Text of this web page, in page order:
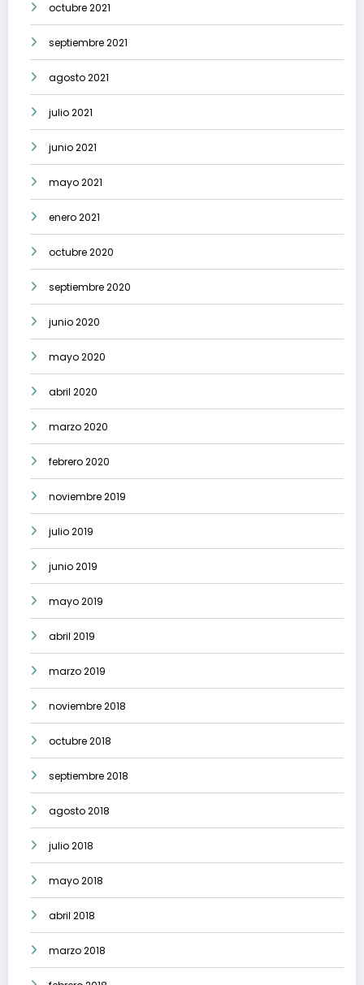
octubre 2021
septiembre 2021
agosto 2021
julio 2021
junio 2021
mayo 2021
enero 2021
octubre 2020
septiembre 2020
junio 2020
mayo 2020
abril 2020
marzo 2020
febrero 2020
noviembre 2019
julio 2019
junio 2019
mayo 2019
abril 2019
marzo 2019
noviembre 2018
octubre 2018
septiembre 2018
agosto 2018
julio 2018
mayo 2018
abril 2018
marzo 2018